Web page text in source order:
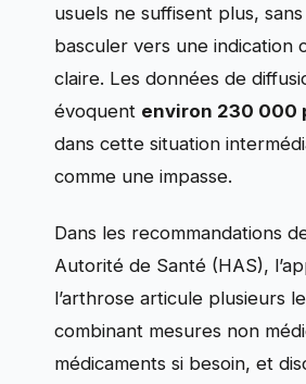
usuels ne suffisent plus,
basculer vers une indication
claire. Les données de
évoquent environ 230 000
dans cette situation
comme une impasse.
Dans les recommandations
Autorité de Santé (HAS),
l’arthrose articule plusieurs
combinant mesures non
médicaments si besoin, et